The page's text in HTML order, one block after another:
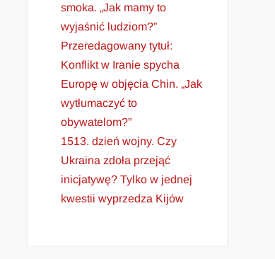
smoka. „Jak mamy to
wyjaśnić ludziom?”
Przeredagowany tytuł:
Konflikt w Iranie spycha
Europę w objęcia Chin. „Jak
wytłumaczyć to
obywatelom?”
1513. dzień wojny. Czy
Ukraina zdoła przejąć
inicjatywę? Tylko w jednej
kwestii wyprzedza Kijów